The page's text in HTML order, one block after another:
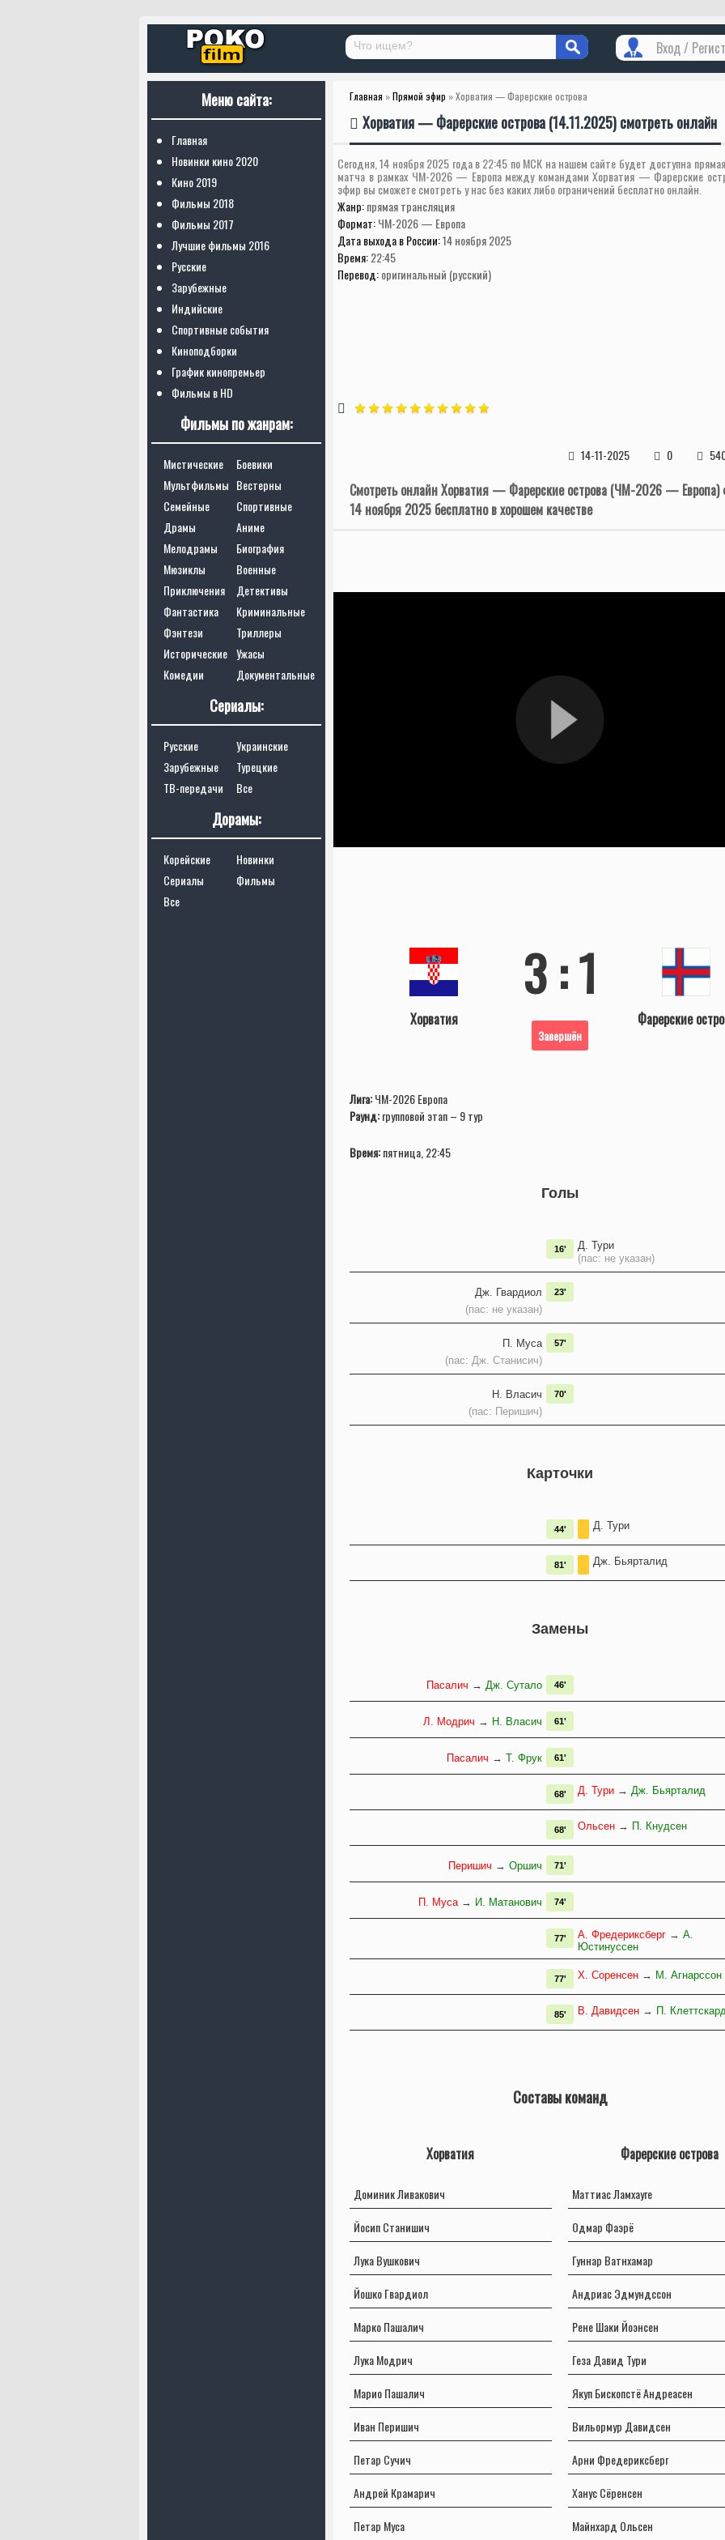
Вход /
Меню сайта:
Главная
Новинки кино 2020
Кино 2019
Фильмы 2018
Фильмы 2017
Лучшие фильмы 2016
Русские
Зарубежные
Индийские
Спортивные события
Киноподборки
График кинопремьер
Фильмы в HD
Фильмы по жанрам:
Мистические
Боевики
Мультфильмы Вестерны
Семейные
Спортивные
Драмы
Аниме
Мелодрамы
Биография
Мюзиклы
Военные
Приключения
Детективы
Фантастика
Криминальные
Фэнтези
Триллеры
Исторические Ужасы
Комедии
Документальные
Сериалы:
Русские
Украинские
Зарубежные
Турецкие
ТВ-передачи
Все
Дорамы:
Корейские
Новинки
Сериалы
Фильмы
Все
Главная »Прямой эфир » Хорватия — Фарерские острова
Хорватия — Фарерские острова (14.11.2025) смотреть онлайн
Сегодня, 14 ноября 2025 года в 22:45 по МСК на нашем сайте будет доступна
матча в рамках ЧМ-2026 — Европа между командами Хорватия — Фарерские
эфир вы сможете смотреть у нас без каких либо ограничений бесплатно онлайн.
Жанр:прямая трансляция
Формат:ЧМ-2026 — Европа
Дата выхода в России:14 ноября 2025
Время:22:45
Перевод:оригинальный (русский)
14-11-2025 0
Смотреть онлайн Хорватия — Фарерские острова (ЧМ-2026 — Европа)
14 ноября 2025 бесплатно в хорошем качестве
Хорватия
3 : 1
Завершён
Фарерские
Лига:ЧМ-2026 Европа
Раунд:групповой этап – 9 тур
Время:пятница, 22:45
Голы
Д. Тури
(пас: не указан)
16'
Дж. Гвардиол
(пас: не указан)
23'
П. Муса
(пас: Дж. Станисич)
57'
Н. Власич
(пас: Перишич)
70'
Карточки
Д. Тури
44'
Дж. Бьярталид
81'
Замены
Пасалич → Дж. Сутало 46'
Л. Модрич → Н. Власич 61'
Пасалич → Т. Фрук 61'
Д. Тури → Дж. Бьярталид
68'
Ольсен → П. Кнудсен
68'
Перишич → Оршич 71'
П. Муса→ И. Матанович 74'
А. Фредериксберг → А.
Юстинуссен
77'
Х. Соренсен → М. Агнарссон
77'
В. Давидсен → П.
85'
Составы команд
Хорватия
Доминик Ливакович
Йосип Станишич
Лука Вушкович
Йошко Гвардиол
Марко Пашалич
Лука Модрич
Марио Пашалич
Иван Перишич
Петар Сучич
Андрей Крамарич
Петар Муса
Фарерские острова
Маттиас Ламхауге
Одмар Фаэрё
Гуннар Ватнхамар
Андриас Эдмундссон
Рене Шаки Йоэнсен
Геза Давид Тури
Якуп Бископстё Андреасен
Вильормур Давидсен
Арни Фредериксберг
Ханус Сёренсен
Майнхард Ольсен